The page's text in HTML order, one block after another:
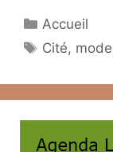
Catégories
Accueil
Étiquettes
Cité, mode